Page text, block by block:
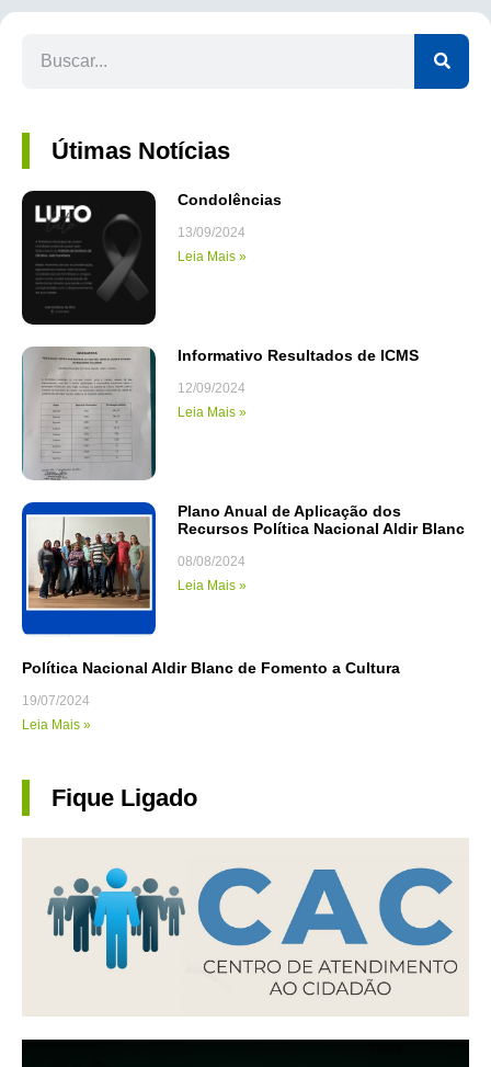
Útimas Notícias
Condolências
13/09/2024
Leia Mais »
Informativo Resultados de ICMS
12/09/2024
Leia Mais »
Plano Anual de Aplicação dos
Recursos Política Nacional Aldir Blanc
08/08/2024
Leia Mais »
Política Nacional Aldir Blanc de Fomento a Cultura
19/07/2024
Leia Mais »
Fique Ligado